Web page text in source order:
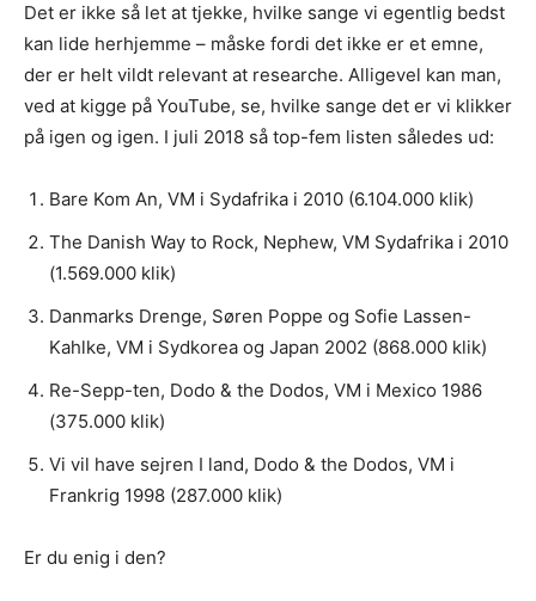
Det er ikke så let at tjekke, hvilke sange vi egentlig bedst
kan lide herhjemme – måske fordi det ikke er et emne,
der er helt vildt relevant at researche. Alligevel kan man,
ved at kigge på YouTube, se, hvilke sange det er vi klikker
på igen og igen. I juli 2018 så top-fem listen således ud:
Bare Kom An, VM i Sydafrika i 2010 (6.104.000 klik)
The Danish Way to Rock, Nephew, VM Sydafrika i 2010
(1.569.000 klik)
Danmarks Drenge, Søren Poppe og Sofie Lassen-
Kahlke, VM i Sydkorea og Japan 2002 (868.000 klik)
Re-Sepp-ten, Dodo & the Dodos, VM i Mexico 1986
(375.000 klik)
Vi vil have sejren I land, Dodo & the Dodos, VM i
Frankrig 1998 (287.000 klik)
Er du enig i den?